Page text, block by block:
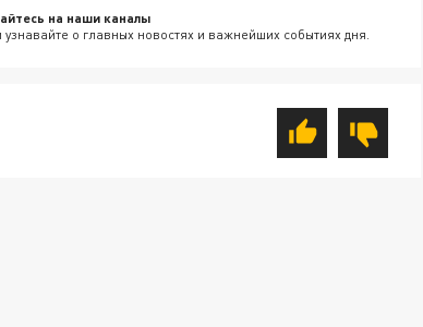
на наши каналы
о главных новостях и важнейших событиях дня.